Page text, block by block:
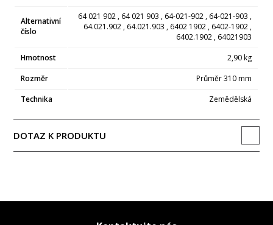
Alternativní
číslo
64 021 902 , 64 021 903 , 64-021-902 , 64-021-903 ,
64.021.902 , 64.021.903 , 6402 1902 , 6402-1902 ,
6402.1902 , 64021903
Hmotnost
2,90 kg
Rozměr
Průměr 310 mm
Technika
Zemědělská
DOTAZ K PRODUKTU